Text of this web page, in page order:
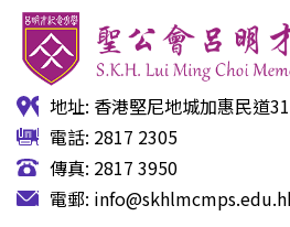
地址: 香港堅尼地城加惠民道
電話: 2817 2305
傳真: 2817 3950
電郵: